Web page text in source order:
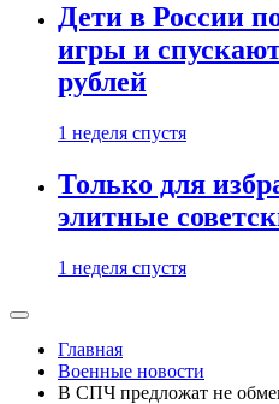
Дети в России
игры и
рублей
1 неделя спустя
Только для
элитные
1 неделя спустя
Главная
Военные новости
В СПЧ предложат не